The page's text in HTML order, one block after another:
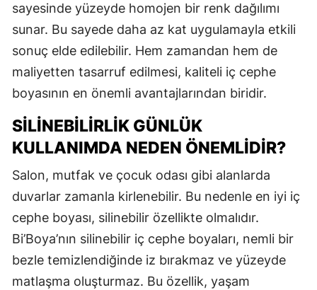
sayesinde yüzeyde homojen bir renk dağılımı
sunar. Bu sayede daha az kat uygulamayla etkili
sonuç elde edilebilir. Hem zamandan hem de
maliyetten tasarruf edilmesi, kaliteli iç cephe
boyasının en önemli avantajlarından biridir.
SILINEBILIRLIK GÜNLÜK
KULLANIMDA NEDEN ÖNEMLIDIR?
Salon, mutfak ve çocuk odası gibi alanlarda
duvarlar zamanla kirlenebilir. Bu nedenle en iyi iç
cephe boyası, silinebilir özellikte olmalıdır.
Bi’Boya’nın silinebilir iç cephe boyaları, nemli bir
bezle temizlendiğinde iz bırakmaz ve yüzeyde
matlaşma oluşturmaz. Bu özellik, yaşam